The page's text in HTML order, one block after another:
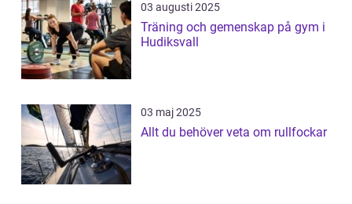
03 augusti 2025
Träning och gemenskap på gym i
Hudiksvall
03 maj 2025
Allt du behöver veta om rullfockar